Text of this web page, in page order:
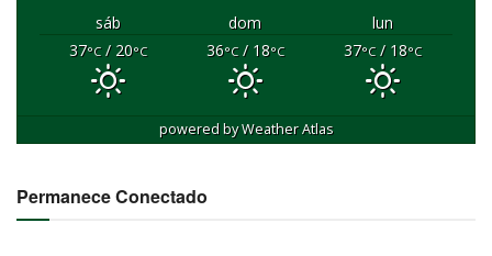
sáb dom
lun
37°C/ 20°C 36°C/ 18°C 37°C/ 18°C
powered byWeather Atlas
Permanece Conectado